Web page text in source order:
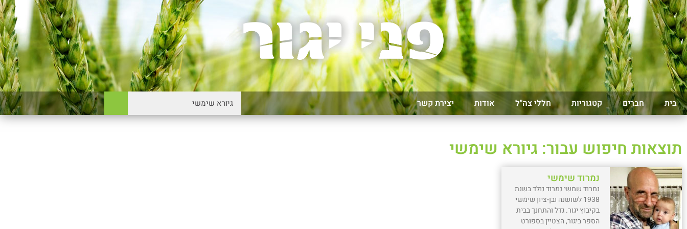
בית חברים קטגוריות חללי צה"ל אודות יצירת קשר
תוצאות חיפוש עבור: גיורא שימשי
נמרוד שימשי
נמרוד שמשי נמרוד נולד בשנת
1938 לשושנה ובן-ציון שימשי
בקיבוץ יגור. גדל והתחנך בבית
הספר ביגור, הצטיין בספורט